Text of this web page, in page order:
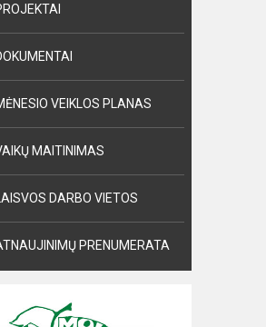
VEIKLOS PLANAS
MAITINIMAS
LAISVOS DARBO VIETOS
PRENUMERATA